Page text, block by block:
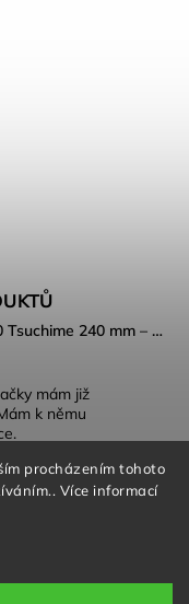
procházením tohoto
Více informací
Japonský nůž Gyuto Kanetsune KC-950 Tsuchime 240 mm – DSR-1K6 ocel, Tsuchime povrch
mám již
k němu